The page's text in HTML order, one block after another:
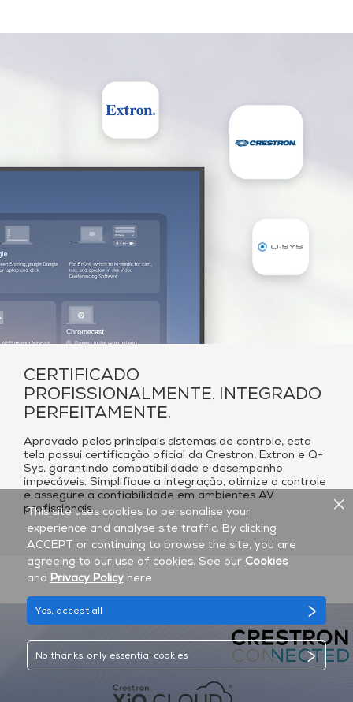
CERTIFICADO
PROFISSIONALMENTE. INTEGRADO
PERFEITAMENTE.
Aprovado pelos principais sistemas de controle, esta
tela possui certificação oficial da Crestron, Extron e Q-
Sys, garantindo compatibilidade e desempenho
impecáveis. Simplifique a integração, otimize o controle
e assegure a confiabilidade em ambientes AV
profissionais.
This site uses cookies to personalise your
experience and analyse site traffic. By clicking
ACCEPT or continuing to browse the site, you are
agreeing to our use of cookies. See our Cookies
and Privacy Policyhere
Yes, accept all
No thanks, only essential cookies